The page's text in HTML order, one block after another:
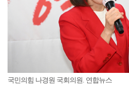
국민의힘 나경원 국회의원. 연합뉴스